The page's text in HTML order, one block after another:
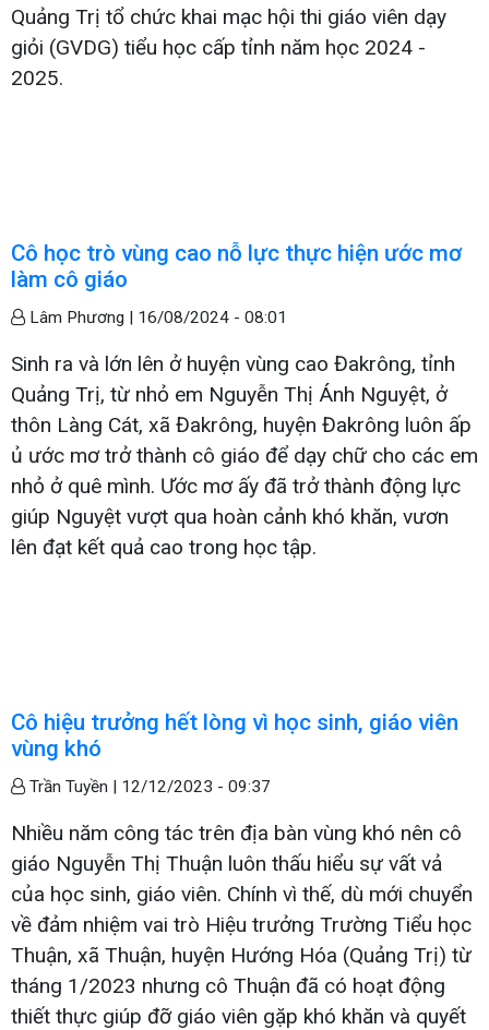
Quảng Trị tổ chức khai mạc hội thi giáo viên dạy
giỏi (GVDG) tiểu học cấp tỉnh năm học 2024 -
2025.
Cô học trò vùng cao nỗ lực thực hiện ước mơ
làm cô giáo
Lâm Phương | 16/08/2024 - 08:01
Sinh ra và lớn lên ở huyện vùng cao Đakrông, tỉnh
Quảng Trị, từ nhỏ em Nguyễn Thị Ánh Nguyệt, ở
thôn Làng Cát, xã Đakrông, huyện Đakrông luôn ấp
ủ ước mơ trở thành cô giáo để dạy chữ cho các em
nhỏ ở quê mình. Ước mơ ấy đã trở thành động lực
giúp Nguyệt vượt qua hoàn cảnh khó khăn, vươn
lên đạt kết quả cao trong học tập.
Cô hiệu trưởng hết lòng vì học sinh, giáo viên
vùng khó
Trần Tuyền | 12/12/2023 - 09:37
Nhiều năm công tác trên địa bàn vùng khó nên cô
giáo Nguyễn Thị Thuận luôn thấu hiểu sự vất vả
của học sinh, giáo viên. Chính vì thế, dù mới chuyển
về đảm nhiệm vai trò Hiệu trưởng Trường Tiểu học
Thuận, xã Thuận, huyện Hướng Hóa (Quảng Trị) từ
tháng 1/2023 nhưng cô Thuận đã có hoạt động
thiết thực giúp đỡ giáo viên gặp khó khăn và quyết